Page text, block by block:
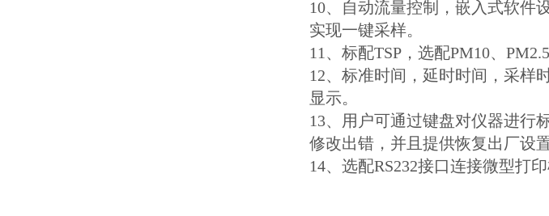
10、自动流量控制，嵌入式软件
实现一键采样。
11、标配TSP，选配PM10、
12、标准时间，延时时间，采样
显示。
13、用户可通过键盘对仪器进行
修改出错，并且提供恢复出厂设
14、选配RS232接口连接微型打